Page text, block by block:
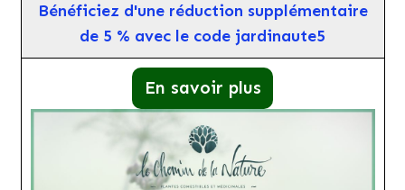
Bénéficiez d'une réduction supplémentaire
de 5 % avec le code jardinaute5
En savoir plus